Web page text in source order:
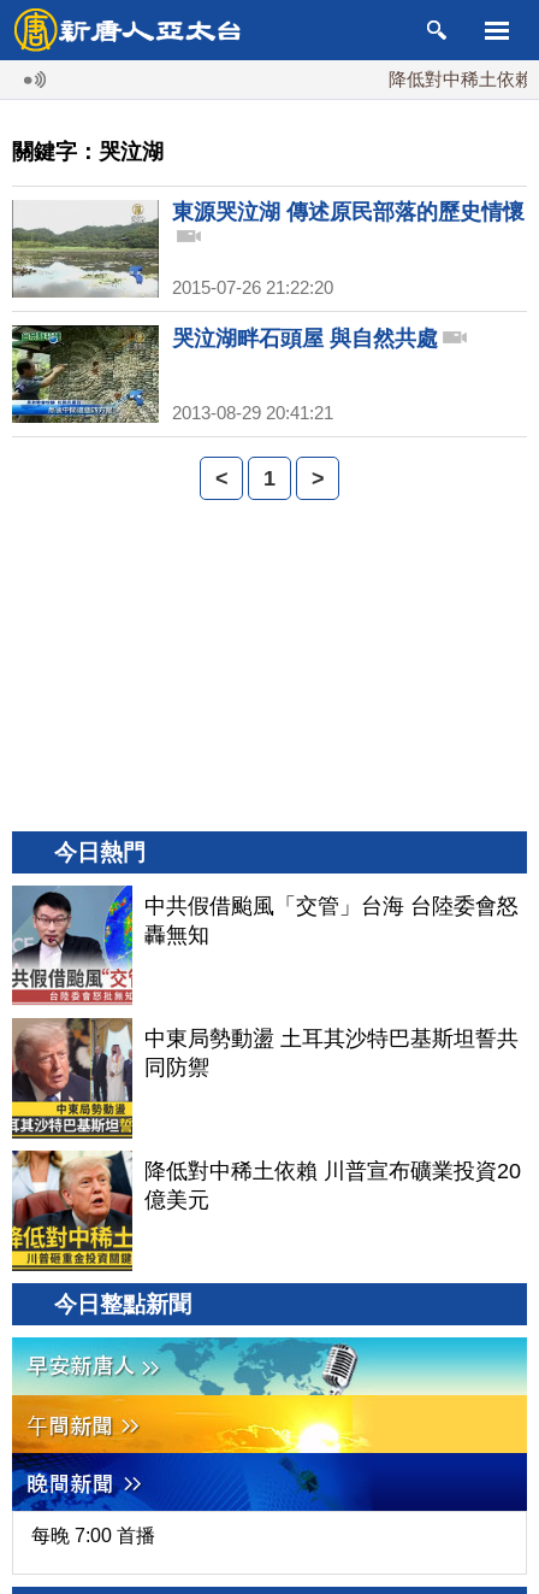
降低對中稀土依賴
關鍵字：哭泣湖
東源哭泣湖 傳述原民部落的歷史情懷
2015-07-26 21:22:20
哭泣湖畔石頭屋 與自然共處
2013-08-29 20:41:21
< 1 >
今日熱門
中共假借颱風「交管」台海 台陸委會怒
轟無知
中東局勢動盪 土耳其沙特巴基斯坦誓共
同防禦
降低對中稀土依賴 川普宣布礦業投資20
億美元
今日整點新聞
每晚 7:00 首播